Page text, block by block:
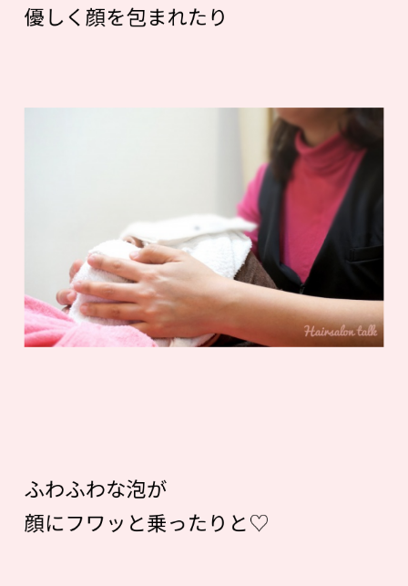
優しく顔を包まれたり
ふわふわな泡が
顔にフワッと乗ったりと♡